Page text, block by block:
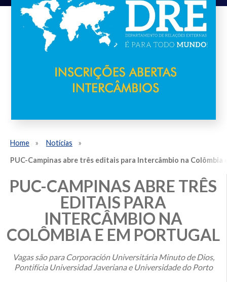
Home
Notícias
PUC-Campinas abre três editais para Intercâmbio na Colômbia
PUC-CAMPINAS ABRE TRÊS
EDITAIS PARA
INTERCÂMBIO NA
COLÔMBIA E EM PORTUGAL
Vagas são para Corporación Universitária Minuto de Dios,
Pontifícia Universidad Javeriana e Universidade do Porto